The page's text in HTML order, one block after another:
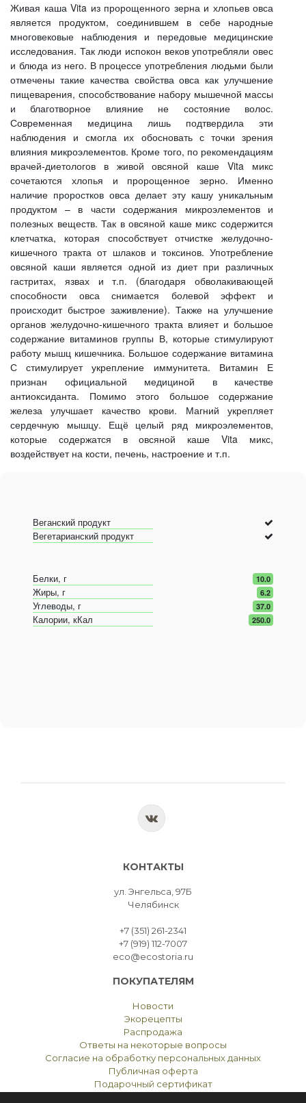
Живая каша Vita из пророщенного зерна и хлопьев овса
является продуктом, соединившем в себе народные
многовековые наблюдения и передовые медицинские
исследования. Так люди испокон веков употребляли овес
и блюда из него. В процессе употребления людьми были
отмечены такие качества свойства овса как улучшение
пищеварения, способствование набору мышечной массы
и благотворное влияние не состояние волос.
Современная медицина лишь подтвердила эти
наблюдения и смогла их обосновать с точки зрения
влияния микроэлементов. Кроме того, по рекомендациям
врачей-диетологов в живой овсяной каше Vita микс
сочетаются хлопья и пророщенное зерно. Именно
наличие проростков овса делает эту кашу уникальным
продуктом – в части содержания микроэлементов и
полезных веществ. Так в овсяной каше микс содержится
клетчатка, которая способствует отчистке желудочно-
кишечного тракта от шлаков и токсинов. Употребление
овсяной каши является одной из диет при различных
гастритах, язвах и т.п. (благодаря обволакивающей
способности овса снимается болевой эффект и
происходит быстрое заживление). Также на улучшение
органов желудочно-кишечного тракта влияет и большое
содержание витаминов группы В, которые стимулируют
работу мышц кишечника. Большое содержание витамина
С стимулирует укрепление иммунитета. Витамин Е
признан официальной медициной в качестве
антиоксиданта. Помимо этого большое содержание
железа улучшает качество крови. Магний укрепляет
сердечную мышцу. Ещё целый ряд микроэлементов,
которые содержатся в овсяной каше Vita микс,
воздействует на кости, печень, настроение и т.п.
Веганский продукт
Вегетарианский продукт
Белки, г 10.0
Жиры, г 6.2
Углеводы, г 37.0
Калории, кКал 250.0
КОНТАКТЫ
ул. Энгельса, 97Б
Челябинск
+7 (351) 261-2341
+7 (919) 112-7007
eco@ecostoria.ru
ПОКУПАТЕЛЯМ
Новости
Экорецепты
Распродажа
Ответы на некоторые вопросы
Согласие на обработку персональных данных
Публичная оферта
Подарочный сертификат